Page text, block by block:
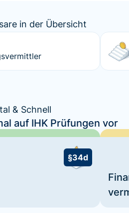
in der Übersicht
& Schnell
auf IHK Prüfungen vor
§34d